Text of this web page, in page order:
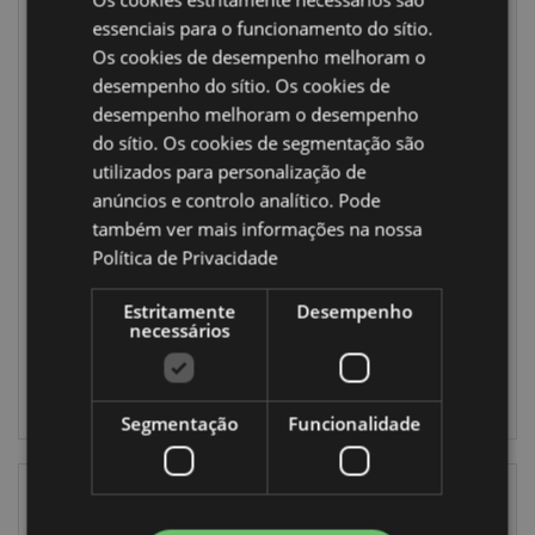
SALDOS
Peso para porta
em pelúcia - Café
Latte Foodiemals
DST161
67 em stock
INICIAR
SESSÃO
SALDOS
Saco Térmico com
Pêlo - Coelhinho
WARM46
17/09/2026
INICIAR
SESSÃO
essenciais para o funcionamento do sítio.
Os cookies de desempenho melhoram o
desempenho do sítio. Os cookies de
desempenho melhoram o desempenho
do sítio. Os cookies de segmentação são
utilizados para personalização de
anúncios e controlo analítico. Pode
também ver mais informações na nossa
Política de Privacidade
Estritamente
necessários
Desempenho
Segmentação Funcionalidade